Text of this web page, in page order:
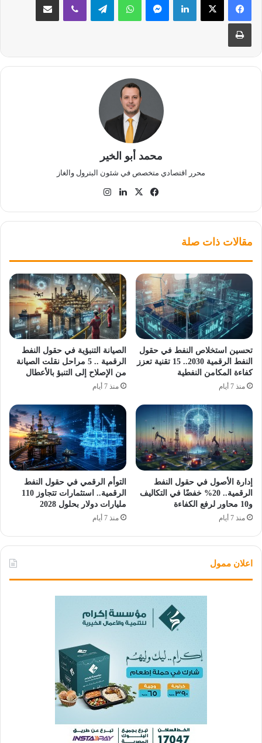
طباعة
محمد أبو الخير
محرر اقتصادي متخصص في شئون البترول والغاز
فيسبوك
‫X لينكدإن
مقالات ذات صلة
تحسين استخلاص النفط في حقول
النفط الرقمية 2030.. 15 تقنية تعزز
كفاءة المكامن النفطية
منذ 7 أيام
الصيانة التنبؤية في حقول النفط
الرقمية .. 5 مراحل نقلت الصيانة
من الإصلاح إلى التنبؤ بالأعطال
منذ 7 أيام
إدارة الأصول في حقول النفط
الرقمية.. 20% خفضًا في التكاليف
و10 محاور لرفع الكفاءة
منذ 7 أيام
التوأم الرقمي في حقول النفط
الرقمية.. استثمارات تتجاوز 110
مليارات دولار بحلول 2028
منذ 7 أيام
اعلان ممول